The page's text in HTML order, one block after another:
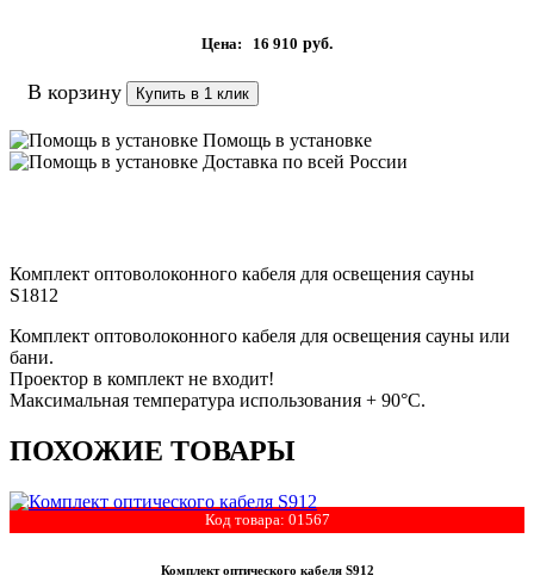
Цена: 16 910 руб.
В корзину Купить в 1 клик
Помощь в установке
Доставка по всей России
Комплект оптоволоконного кабеля для освещения сауны
S1812
Комплект оптоволоконного кабеля для освещения сауны или
бани.
Проектор в комплект не входит!
Максимальная температура использования + 90°C.
ПОХОЖИЕ ТОВАРЫ
Код товара: 01567
Комплект оптического кабеля S912